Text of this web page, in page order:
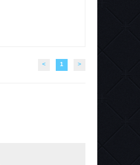
< 1 >